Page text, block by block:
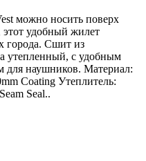
можно носить поверх
этот удобный жилет
города. Сшит из
утепленный, с удобным
для наушников. Материал:
Coating Утеплитель:
Seal..